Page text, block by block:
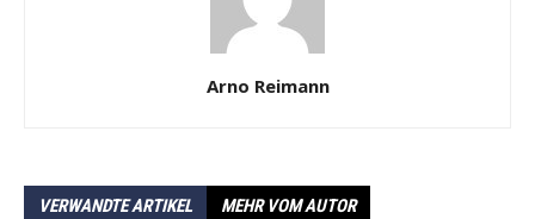
Arno Reimann
VERWANDTE ARTIKEL MEHR VOM AUTOR